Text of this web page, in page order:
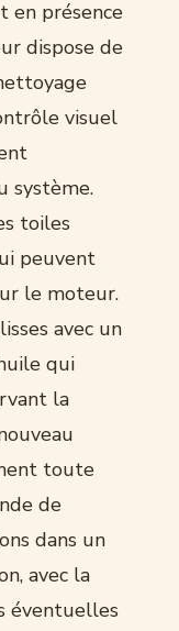
en présence
dispose de
visuel
système.
toiles
peuvent
le moteur.
avec un
qui
la
toute
de
dans un
avec la
éventuelles